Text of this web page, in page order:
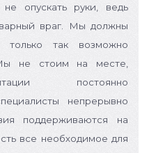
опускать руки, ведь
враг. Мы должны
только так возможно
не стоим на месте,
постоянно
непрерывно
поддерживаются на
все необходимое для